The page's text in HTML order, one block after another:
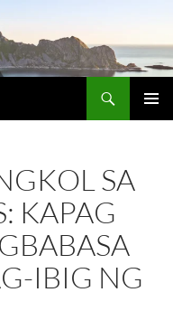
SA
KAPAG
IBIG NG